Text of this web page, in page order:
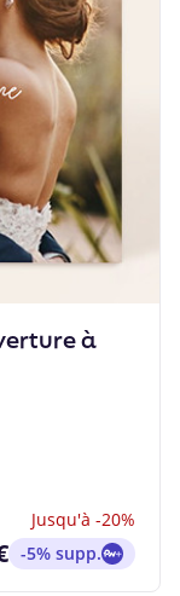
à
Jusqu'à -20%
-5% supp.